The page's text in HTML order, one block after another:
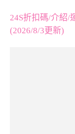
24S折扣碼/介紹/
(2026/8/3更新)